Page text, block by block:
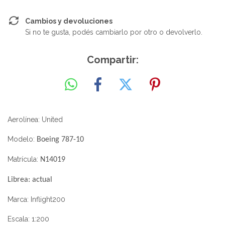
Cambios y devoluciones
Si no te gusta, podés cambiarlo por otro o devolverlo.
Compartir:
Aerolínea: United
Modelo: Boeing 787-10
Matrícula: N14019
Librea: actual
Marca: Inflight200
Escala: 1:200